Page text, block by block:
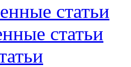
статьи
статьи